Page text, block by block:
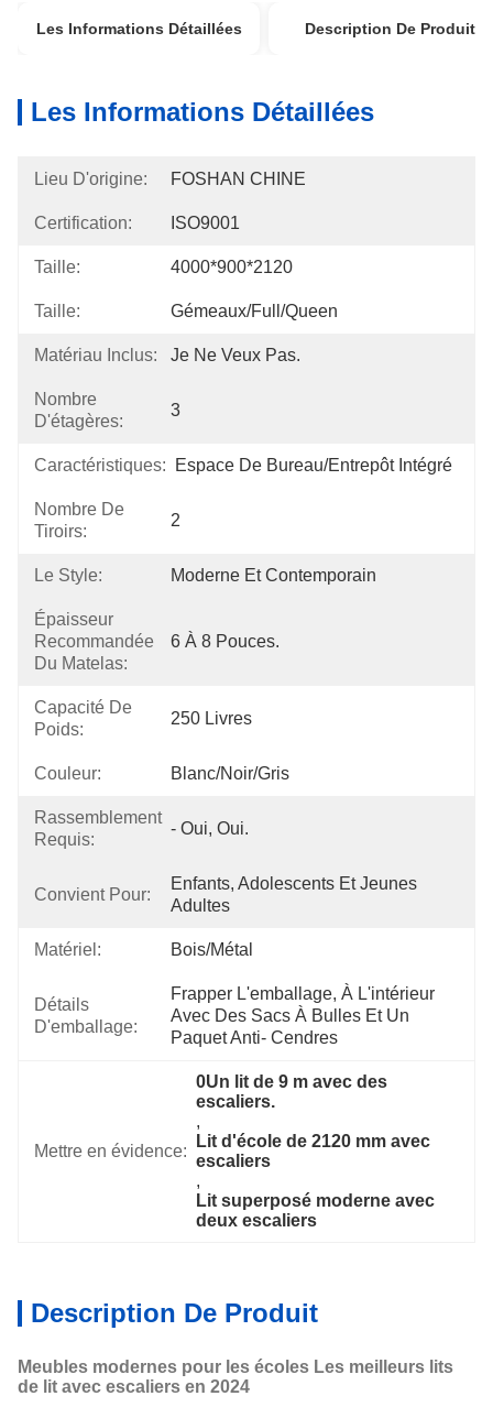
Les Informations Détaillées Description De Produit
Les Informations Détaillées
Lieu D'origine: FOSHAN CHINE
Certification: ISO9001
Taille: 4000*900*2120
Taille: Gémeaux/Full/Queen
Matériau Inclus: Je Ne Veux Pas.
Nombre
D'étagères:
3
Caractéristiques: Espace De Bureau/entrepôt Intégré
Nombre De
Tiroirs:
2
Le Style: Moderne Et Contemporain
Épaisseur
Recommandée
Du Matelas:
6 À 8 Pouces.
Capacité De
Poids:
250 Livres
Couleur: Blanc/noir/gris
Rassemblement
Requis:
- Oui, Oui.
Convient Pour:
Enfants, Adolescents Et Jeunes
Adultes
Matériel: Bois/métal
Détails
D'emballage:
Frapper L'emballage, À L'intérieur
Avec Des Sacs À Bulles Et Un
Paquet Anti- Cendres
Mettre en évidence:
0Un lit de 9 m avec des
escaliers.
,
Lit d'école de 2120 mm avec
escaliers
,
Lit superposé moderne avec
deux escaliers
Description De Produit
Meubles modernes pour les écoles Les meilleurs lits
de lit avec escaliers en 2024